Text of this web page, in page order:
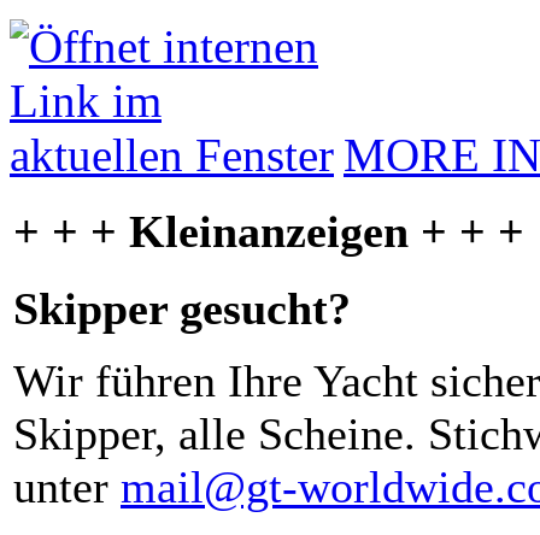
MORE
+ + + Kleinanzeigen + + +
Skipper gesucht?
Wir führen Ihre Yacht
Skipper, alle Scheine.
unter mail@gt-